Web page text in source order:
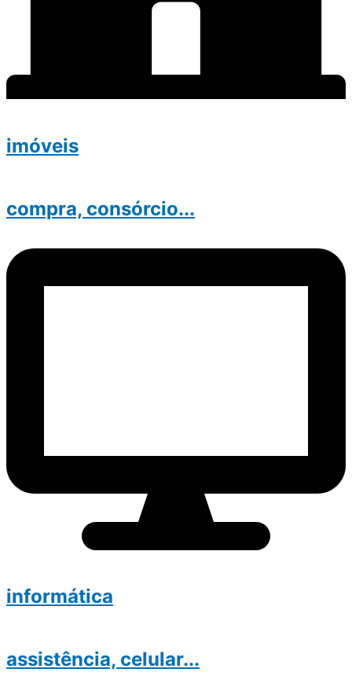
imóveis
compra, consórcio...
informática
assistência, celular...